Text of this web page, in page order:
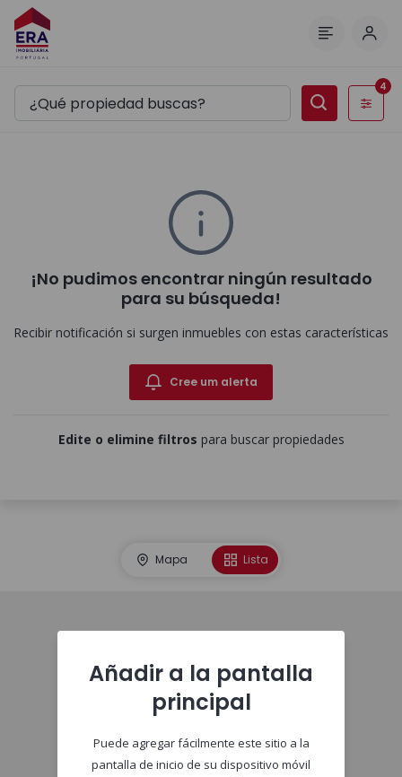
Filtros
4
¡No pudimos encontrar ningún resultado
para su búsqueda!
Recibir notificación si surgen inmuebles con estas características
Cree um alerta
Edite o elimine filtros para buscar propiedades
Mapa Lista
Añadir a la pantalla
principal
Puede agregar fácilmente este sitio a la
pantalla de inicio de su dispositivo móvil